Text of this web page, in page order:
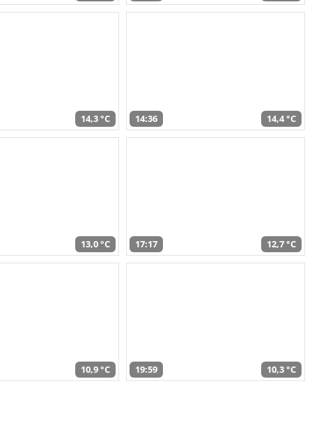
14,3 °C 14:36 14,4 °C
13,0 °C 17:17 12,7 °C
10,9 °C 19:59 10,3 °C